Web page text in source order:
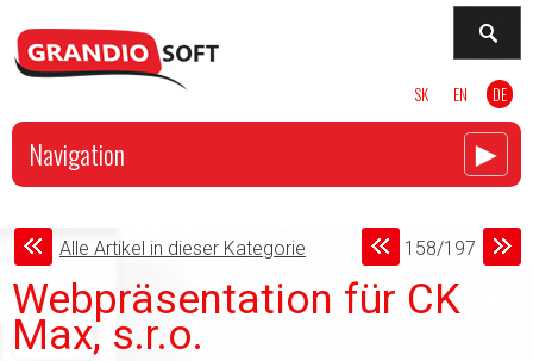
SK EN DE
Navigation ►
Alle Artikel in dieser Kategorie 158/197
Webpräsentation für CK
Max, s.r.o.